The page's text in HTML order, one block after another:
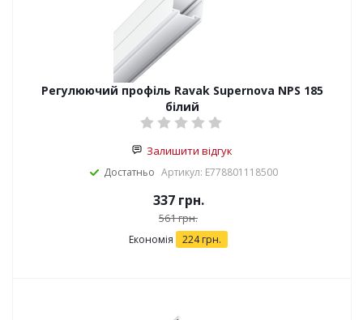
Регулюючий профіль Ravak Supernova NPS 185
білий
Залишити відгук
Достатньо Артикул: E778801118500
337грн.
561грн.
Економія 224грн.